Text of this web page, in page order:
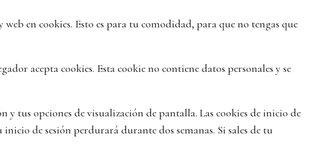
en cookies. Esto es para tu comodidad, para que no tengas que
acepta cookies. Esta cookie no contiene datos personales y se
tus opciones de visualización de pantalla. Las cookies de inicio de
de sesión perdurará durante dos semanas. Si sales de tu